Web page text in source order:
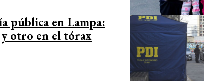
pública en Lampa:
otro en el tórax